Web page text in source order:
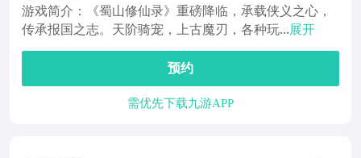
游戏简介：《蜀山修仙录》重磅降临，承载侠义之心，
传承报国之志。天阶骑宠，上古魔刃，各种玩...展开
预约
需优先下载九游APP